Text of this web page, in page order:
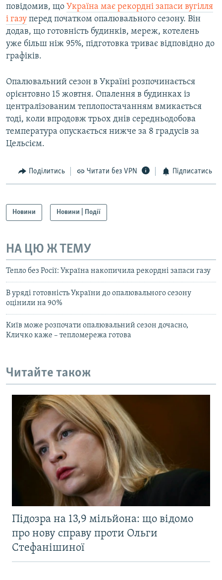
повідомив, що Україна має рекордні запаси вугілля
і газу перед початком опалювального сезону. Він
додав, що готовність будинків, мереж, котелень
уже більш ніж 95%, підготовка триває відповідно до
графіків.
Опалювальний сезон в Україні розпочинається
орієнтовно 15 жовтня. Опалення в будинках із
централізованим теплопостачанням вмикається
тоді, коли впродовж трьох днів середньодобова
температура опускається нижче за 8 градусів за
Цельсієм.
Поділитись Читати без VPN Підписатись
Новини Новини | Події
НА ЦЮ Ж ТЕМУ
Тепло без Росії: Україна накопичила рекордні запаси газу
В уряді готовність України до опалювального сезону
оцінили на 90%
Київ може розпочати опалювальний сезон дочасно,
Кличко каже – тепломережа готова
Читайте також
Підозра на 13,9 мільйона: що відомо
про нову справу проти Ольги
Стефанішиної